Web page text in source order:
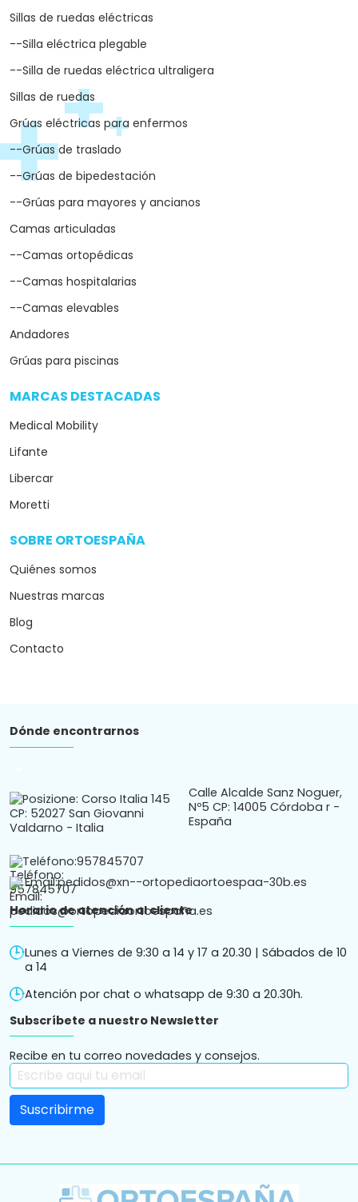
Sillas de ruedas eléctricas
--Silla eléctrica plegable
--Silla de ruedas eléctrica ultraligera
Sillas de ruedas
Grúas eléctricas para enfermos
--Grúas de traslado
--Grúas de bipedestación
--Grúas para mayores y ancianos
Camas articuladas
--Camas ortopédicas
--Camas hospitalarias
--Camas elevables
Andadores
Grúas para piscinas
MARCAS DESTACADAS
Medical Mobility
Lifante
Libercar
Moretti
SOBRE ORTOESPAÑA
Quiénes somos
Nuestras marcas
Blog
Contacto
Dónde encontrarnos
Calle Alcalde Sanz Noguer,
Nº5 CP: 14005 Córdoba r -
España
Teléfono:957845707
Email:pedidos@xn--ortopediaortoespaa-30b.es
Horario de atención al cliente
Lunes a Viernes de 9:30 a 14 y 17 a 20.30 | Sábados de 10
a 14
Atención por chat o whatsapp de 9:30 a 20.30h.
Subscríbete a nuestro Newsletter
Recibe en tu correo novedades y consejos.